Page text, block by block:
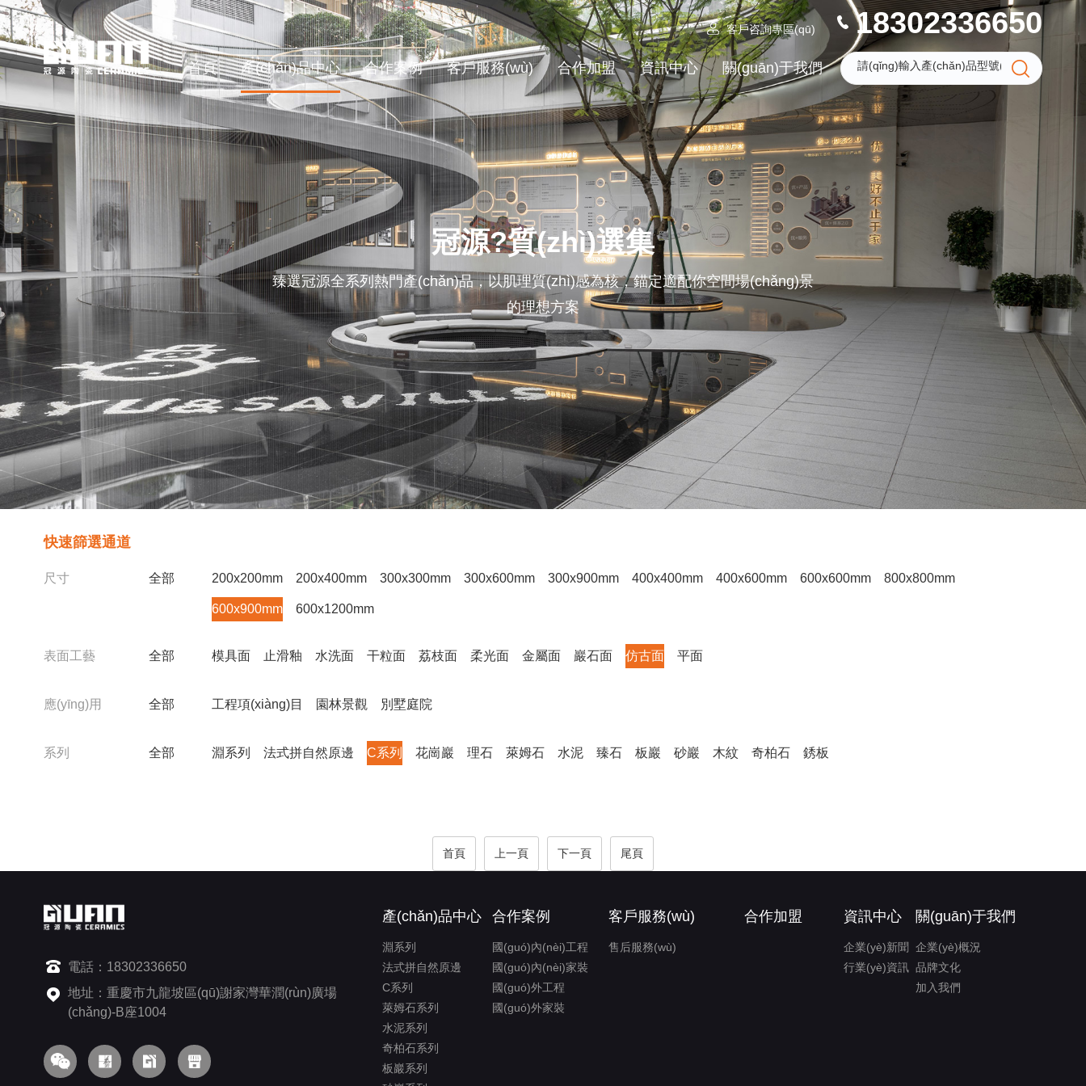
客戶咨詢專區(qū) 18302336650
首頁 產(chǎn)品中心 合作案例 客戶服務(wù) 合作加盟 資訊中心 關(guān)于我們
冠源?質(zhì)選集
臻選冠源全系列熱門產(chǎn)品，以肌理質(zhì)感為核，錨定適配你空間場(chǎng)景
的理想方案
快速篩選通道
尺寸 全部 200x200mm 200x400mm 300x300mm 300x600mm 300x900mm 400x400mm 400x600mm 600x600mm 800x800mm
600x900mm 600x1200mm
表面工藝 全部 模具面 止滑釉 水洗面 干粒面 荔枝面 柔光面 金屬面 巖石面 仿古面 平面
應(yīng)用 全部 工程項(xiàng)目 園林景觀 別墅庭院
系列 全部 淵系列 法式拼自然原邊 C系列 花崗巖 理石 萊姆石 水泥 臻石 板巖 砂巖 木紋 奇柏石 銹板
首頁 上一頁 下一頁 尾頁
產(chǎn)品中心
淵系列
法式拼自然原邊
C系列
萊姆石系列
水泥系列
奇柏石系列
板巖系列
合作案例
國(guó)內(nèi)工程
國(guó)內(nèi)家裝
國(guó)外工程
國(guó)外家裝
客戶服務(wù)
售后服務(wù)
合作加盟 資訊中心
企業(yè)新聞
行業(yè)資訊
關(guān)于我們
企業(yè)概況
品牌文化
加入我們
電話：18302336650
地址：重慶市九龍坡區(qū)謝家灣華潤(rùn)廣場
(chǎng)-B座1004